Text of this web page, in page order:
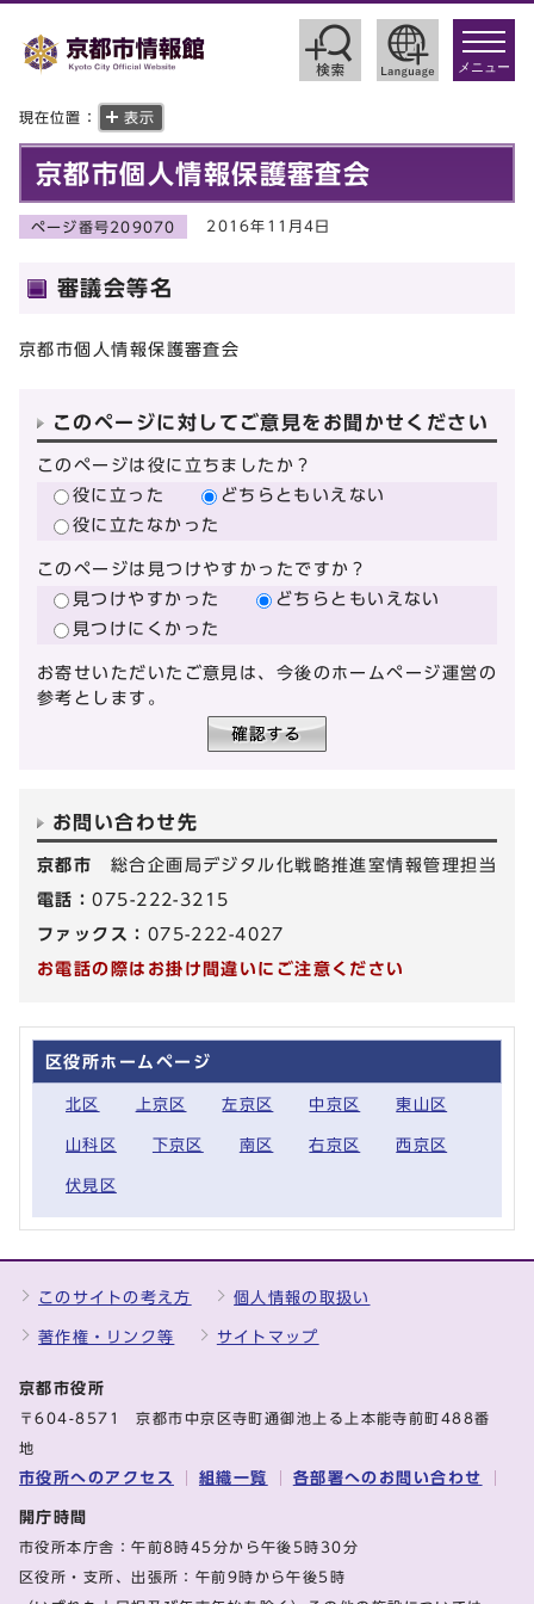
toggle
メニュー
現在位置： 表示
京都市個人情報保護審査会
ページ番号209070 2016年11月4日
審議会等名
京都市個人情報保護審査会
このページに対してご意見をお聞かせください
このページは役に立ちましたか？
役に立った
どちらともいえない
役に立たなかった
このページは見つけやすかったですか？
見つけやすかった
どちらともいえない
見つけにくかった
お寄せいただいたご意見は、今後のホームページ運営の
参考とします。
お問い合わせ先
京都市 総合企画局デジタル化戦略推進室情報管理担当
電話：075-222-3215
ファックス： 075-222-4027
お電話の際はお掛け間違いにご注意ください
区役所ホームページ
北区 上京区 左京区 中京区 東山区
山科区 下京区 南区 右京区 西京区
伏見区
このサイトの考え方 個人情報の取扱い
著作権・リンク等 サイトマップ
京都市役所
〒604-8571 京都市中京区寺町通御池上る上本能寺前町488番
地
市役所へのアクセス 組織一覧 各部署へのお問い合わせ
開庁時間
市役所本庁舎：午前8時45分から午後5時30分
区役所・支所、出張所：午前9時から午後5時